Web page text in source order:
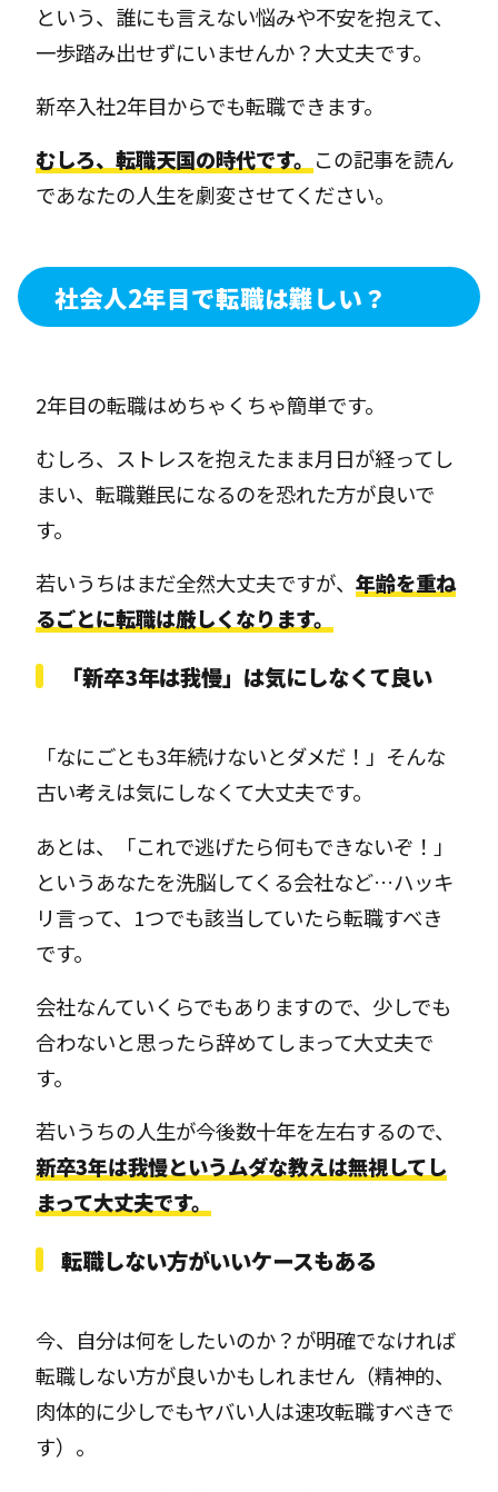
という、誰にも言えない悩みや不安を抱えて、
一歩踏み出せずにいませんか？大丈夫です。
新卒入社2年目からでも転職できます。
むしろ、転職天国の時代です。 この記事を読ん
であなたの人生を劇変させてください。
社会人2年目で転職は難しい？
2年目の転職はめちゃくちゃ簡単です。
むしろ、ストレスを抱えたまま月日が経ってし
まい、転職難民になるのを恐れた方が良いで
す。
若いうちはまだ全然大丈夫ですが、年齢を重ね
るごとに転職は厳しくなります。
「新卒3年は我慢」は気にしなくて良い
「なにごとも3年続けないとダメだ！」そんな
古い考えは気にしなくて大丈夫です。
あとは、「これで逃げたら何もできないぞ！」
というあなたを洗脳してくる会社など…ハッキ
リ言って、1つでも該当していたら転職すべき
です。
会社なんていくらでもありますので、少しでも
合わないと思ったら辞めてしまって大丈夫で
す。
若いうちの人生が今後数十年を左右するので、
新卒3年は我慢というムダな教えは無視してし
まって大丈夫です。
転職しない方がいいケースもある
今、自分は何をしたいのか？が明確でなければ
転職しない方が良いかもしれません（精神的、
肉体的に少しでもヤバい人は速攻転職すべきで
す）。